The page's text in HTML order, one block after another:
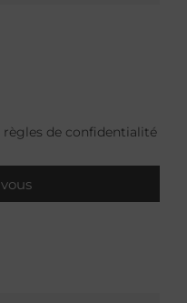
règles de confidentialité